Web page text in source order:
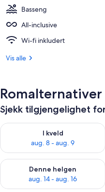
Basseng
All-inclusive
Wi-fi inkludert
Vis alle
Romalternativer
Sjekk tilgjengelighet
I kveld
aug. 8 - aug. 9
Sjekk tilgjengelighet for i
Denne helgen
aug. 14 - aug. 16
Sjekk tilgjengelighet for denne